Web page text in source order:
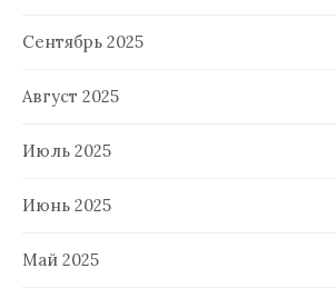
Сентябрь 2025
Август 2025
Июль 2025
Июнь 2025
Май 2025